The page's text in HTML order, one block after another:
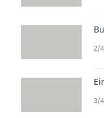
2/
3/